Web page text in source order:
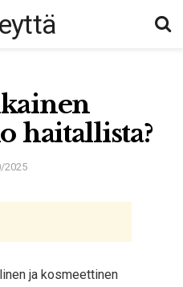
haitallista?
2025
ja kosmeettinen